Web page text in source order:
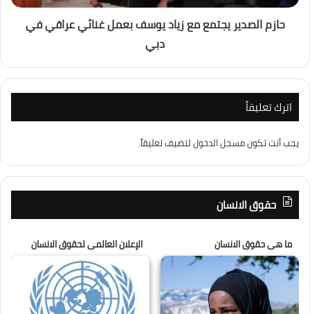
حازم الصدير يجتمع مع زياد يوسف بعمل غنائي عراقي في
دبي
اترك تعليقاً
يجب أنت تكونمسجل الدخوللتضيف تعليقاً.
حقوق الانسان
ما هى حقوق الانسان الإعلان العالمى لحقوق الانسان